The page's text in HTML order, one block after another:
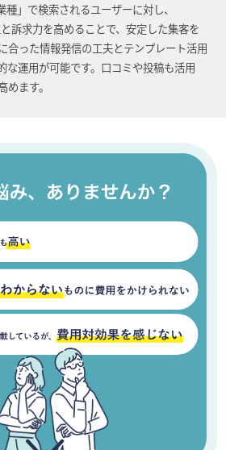
」で検索されるユーザーに対し、
訴求力を高めることで、安定した集客を
合った情報発信の工夫とテンプレート活用
な運用が可能です。口コミや投稿も活用
ます。